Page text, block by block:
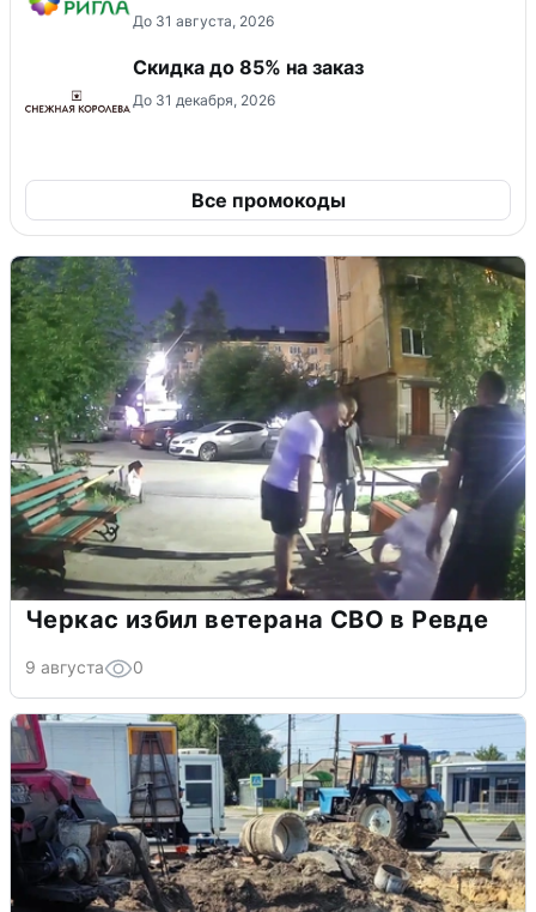
До 31 августа, 2026
Скидка до 85% на заказ
До 31 декабря, 2026
Все промокоды
Черкас избил ветерана СВО в Ревде
9 августа 0